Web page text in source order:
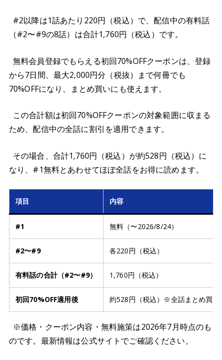
#2以降は1話あたり220円（税込）で、配信中の有料話
（#2〜#9の8話）は合計1,760円（税込）です。
無料会員登録でもらえる初回70%OFFクーポンは、登録
から7日間、最大2,000円分（税抜）まで何冊でも
70%OFFになり、まとめ買いにも使えます。
この合計額は初回70%OFFクーポンの対象範囲に収まる
ため、配信中の全話に割引を適用できます。
その場合、合計1,760円（税込）が約528円（税込）に
なり、#1無料とあわせてほぼ全話をお得に読めます。
項目 内容
#1 無料（〜2026/8/24）
#2〜#9 各220円（税込）
有料話の合計（#2〜#9） 1,760円（税込）
初回70%OFF適用後 約528円（税込）※全話まとめ買い
※価格・クーポン内容・無料施策は2026年7月時点のも
のです。最新情報は公式サイトでご確認ください。